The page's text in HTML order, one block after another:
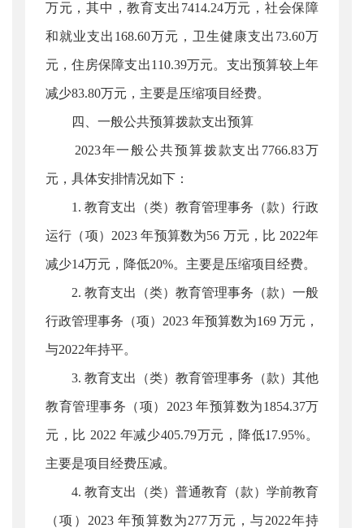
万元，其中，教育支出7414.24万元，社会保障
和就业支出168.60万元，卫生健康支出73.60万
元，住房保障支出110.39万元。支出预算较上年
减少83.80万元，主要是压缩项目经费。
四、一般公共预算拨款支出预算
2023年一般公共预算拨款支出7766.83万
元，具体安排情况如下：
1. 教育支出（类）教育管理事务（款）行政
运行（项）2023 年预算数为56 万元，比 2022年
减少14万元，降低20%。主要是压缩项目经费。
2. 教育支出（类）教育管理事务（款）一般
行政管理事务（项）2023 年预算数为169 万元，
与2022年持平。
3. 教育支出（类）教育管理事务（款）其他
教育管理事务（项）2023 年预算数为1854.37万
元，比 2022 年减少405.79万元，降低17.95%。
主要是项目经费压减。
4. 教育支出（类）普通教育（款）学前教育
（项）2023 年预算数为277万元，与2022年持